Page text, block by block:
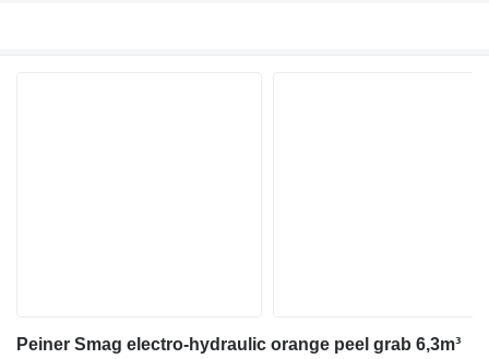
Peiner Smag electro-hydraulic orange peel grab 6,3m³